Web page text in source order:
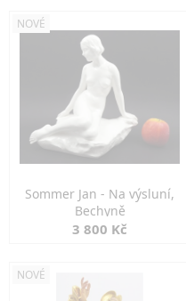
NOVÉ
Sommer Jan - Na výsluní,
Bechyně
3 800 Kč
NOVÉ